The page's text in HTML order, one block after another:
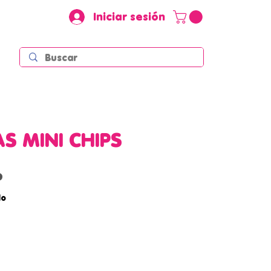
Iniciar sesión
MINI CHIPS
Precio